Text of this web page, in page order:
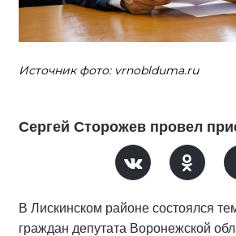
Источник фото: vrnoblduma.ru
Сергей Сторожев провел
В Лискинском районе состоялся
граждан депутата Воронежской